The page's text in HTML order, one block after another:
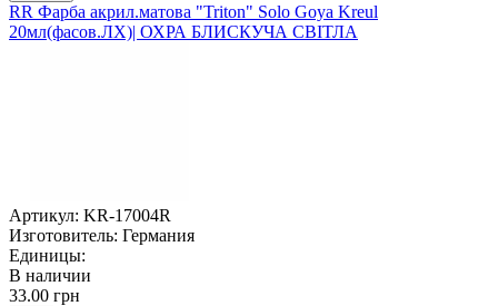
RR Фарба акрил.матова "Triton" Solo Goya Kreul
20мл(фасов.ЛХ)| ОХРА БЛИСКУЧА СВІТЛА
Артикул: KR-17004R
Изготовитель: Германия
Единицы:
В наличии
33.00 грн